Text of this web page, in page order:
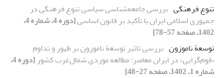
تنوع فرهنگی بررسی جامعه‌شناسی سیاسی تنوع فرهنگی در
جمهوری اسلامی ایران با تأکید بر قانون اساسی
[دوره 4، شماره 4،
1402، صفحه 57-78]
توسعة ناموزون بررسی تاثیر توسعة ناموزون بر ظهور و تداوم
«قوم‌گرایی» در ایران معاصر: مطالعه موردی شمال‌غرب کشور
[دوره 4،
شماره 1، 1402، صفحه 27-48]